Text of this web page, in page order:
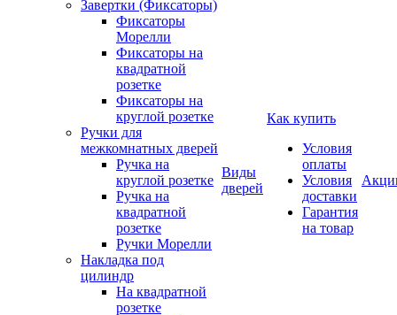
Завертки (Фиксаторы)
Фиксаторы
Морелли
Фиксаторы на
квадратной
розетке
Фиксаторы на
круглой розетке
Ручки для
межкомнатных дверей
Ручка на
круглой розетке
Ручка на
квадратной
розетке
Ручки Морелли
Накладка под
цилиндр
На квадратной
розетке
Виды
дверей
Как купить
Условия
оплаты
Условия
доставки
Гарантия
на товар